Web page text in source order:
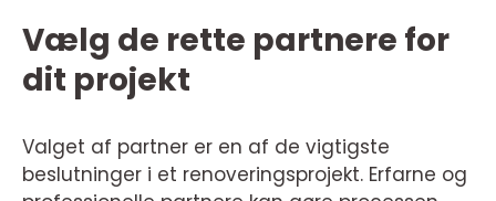
Vælg de rette partnere for
dit projekt
Valget af partner er en af de vigtigste
beslutninger i et renoveringsprojekt. Erfarne og